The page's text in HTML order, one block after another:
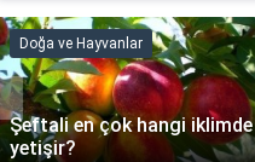
Doğa ve Hayvanlar
Şeftali en çok hangi iklimde
yetişir?
‹